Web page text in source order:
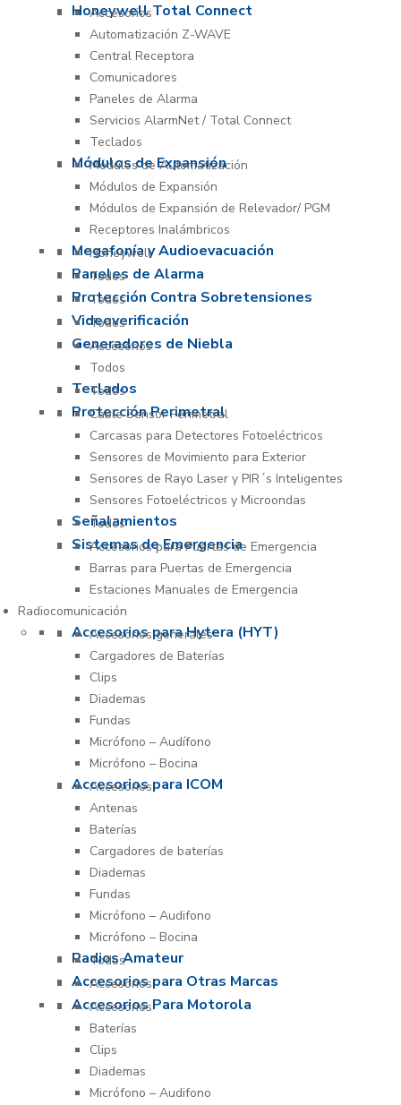
Honeywell Total Connect
Accesorios
Automatización Z-WAVE
Central Receptora
Comunicadores
Paneles de Alarma
Servicios AlarmNet / Total Connect
Teclados
Módulos de Expansión
Módulos de Automatización
Módulos de Expansión
Módulos de Expansión de Relevador/ PGM
Receptores Inalámbricos
Megafonía y Audioevacuación
Honeywell
Paneles de Alarma
Todos
Protección Contra Sobretensiones
Todos
Videoverificación
Todos
Generadores de Niebla
Accesorios
Todos
Teclados
Todos
Protección Perimetral
Cable Sensor Perimetral
Carcasas para Detectores Fotoeléctricos
Sensores de Movimiento para Exterior
Sensores de Rayo Laser y PIR´s Inteligentes
Sensores Fotoeléctricos y Microondas
Señalamientos
Todos
Sistemas de Emergencia
Accesorios para Puertas de Emergencia
Barras para Puertas de Emergencia
Estaciones Manuales de Emergencia
Radiocomunicación
Accesorios para Hytera (HYT)
Accesorios generales
Cargadores de Baterías
Clips
Diademas
Fundas
Micrófono – Audífono
Micrófono – Bocina
Accesorios para ICOM
Accesorios
Antenas
Baterías
Cargadores de baterías
Diademas
Fundas
Micrófono – Audifono
Micrófono – Bocina
Radios Amateur
Todos
Accesorios para Otras Marcas
Accesorios
Accesorios Para Motorola
Accesorios
Baterías
Clips
Diademas
Micrófono – Audifono